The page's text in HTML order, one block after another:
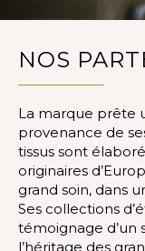
NOS
La marque prête
provenance de
tissus sont
originaires
grand soin, dans
Ses collections
témoignage d’un
l’héritage des